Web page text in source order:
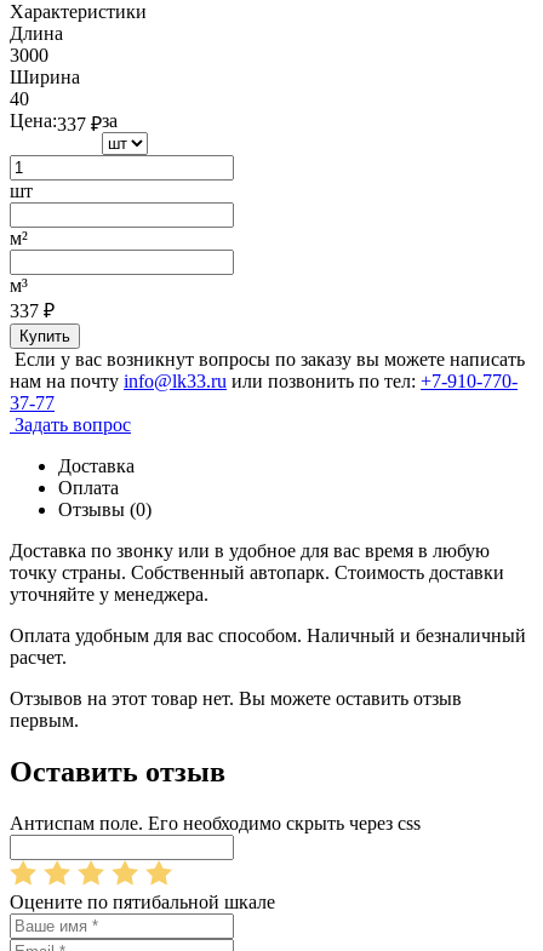
Характеристики
Длина
3000
Ширина
40
Цена:337 ₽за
шт
м²
м³
337 ₽
Купить
Если у вас возникнут вопросы по заказу вы можете написать
нам на почту info@lk33.ru или позвонить по тел: +7-910-770-
37-77
Задать вопрос
Доставка
Оплата
Отзывы (0)
Доставка по звонку или в удобное для вас время в любую
точку страны. Собственный автопарк. Стоимость доставки
уточняйте у менеджера.
Оплата удобным для вас способом. Наличный и безналичный
расчет.
Отзывов на этот товар нет. Вы можете оставить отзыв
первым.
Оставить отзыв
Антиспам поле. Его необходимо скрыть через css
Оцените по пятибальной шкале